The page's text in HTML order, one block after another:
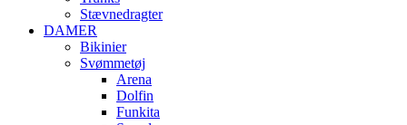
Stævnedragter
DAMER
Bikinier
Svømmetøj
Arena
Dolfin
Funkita